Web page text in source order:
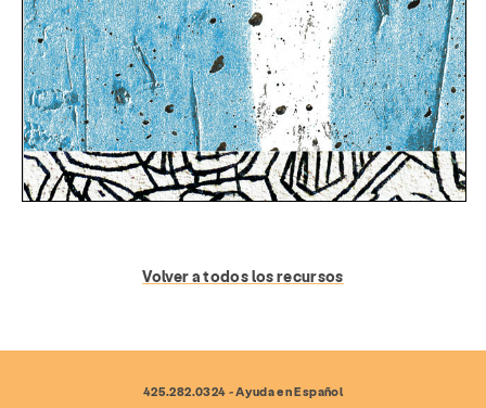
Volver a todos los recursos
425.282.0324 - Ayuda en Español